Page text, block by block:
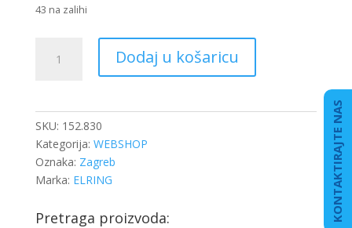
43 na zalihi
RING
Dodaj u košaricu
SKU: 152.830
Kategorija: WEBSHOP
Oznaka: Zagreb
Marka: ELRING
Pretraga proizvoda: KONTAKTIRAJTE NAS